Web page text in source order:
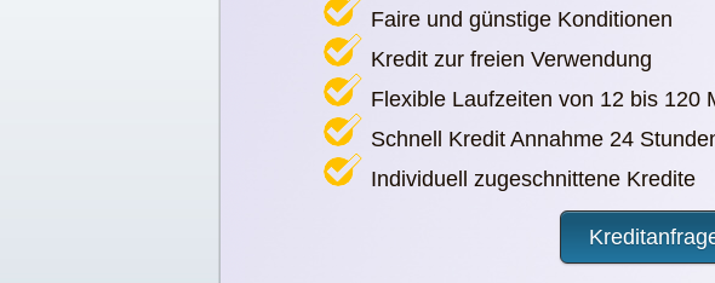
Faire und günstige Konditionen
Kredit zur freien Verwendung
Flexible Laufzeiten von 12 bis 120
Schnell Kredit Annahme 24
Individuell zugeschnittene Kredite